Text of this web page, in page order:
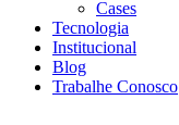
Cases
Tecnologia
Institucional
Blog
Trabalhe Conosco